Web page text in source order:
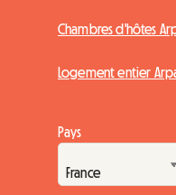
Chambres d'hôtes
Logement entier
Pays